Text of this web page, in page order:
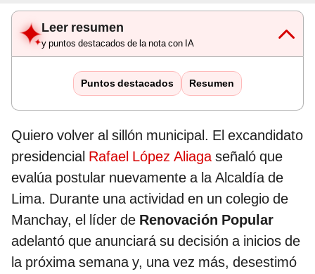
Leer resumen
y puntos destacados de la nota con IA
Puntos destacados Resumen
Quiero volver al sillón municipal. El excandidato
presidencial Rafael López Aliagaseñaló que
evalúa postular nuevamente a la Alcaldía de
Lima. Durante una actividad en un colegio de
Manchay, el líder de Renovación Popular
adelantó que anunciará su decisión a inicios de
la próxima semana y, una vez más, desestimó